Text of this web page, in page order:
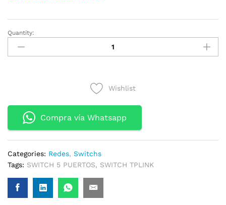
SWITCH
TPLINK
SF-
Quantity:
Wishlist
Compra vía Whatsapp
Categories: Redes, Switchs
Tags: SWITCH 5 PUERTOS, SWITCH TPLINK